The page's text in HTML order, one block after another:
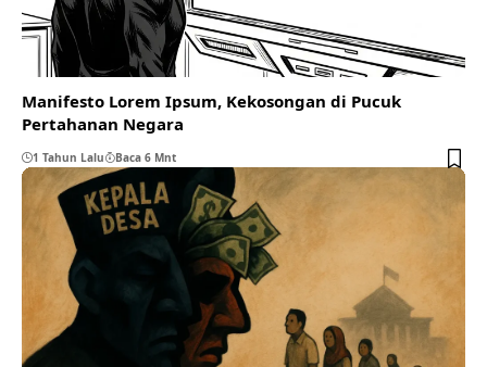
Manifesto Lorem Ipsum, Kekosongan di Pucuk
Pertahanan Negara
1 Tahun Lalu Baca 6 Mnt